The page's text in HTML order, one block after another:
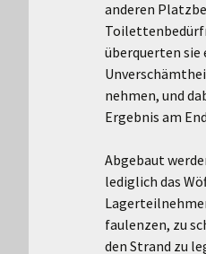
anderen
überquerten sie
nehmen, und
Ergebnis am
Abgebaut
lediglich das
faulenzen, zu
den Strand zu